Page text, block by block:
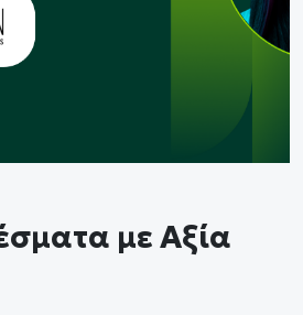
με Αξία